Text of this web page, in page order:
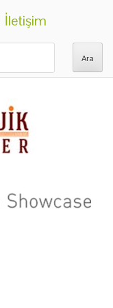
İletişim